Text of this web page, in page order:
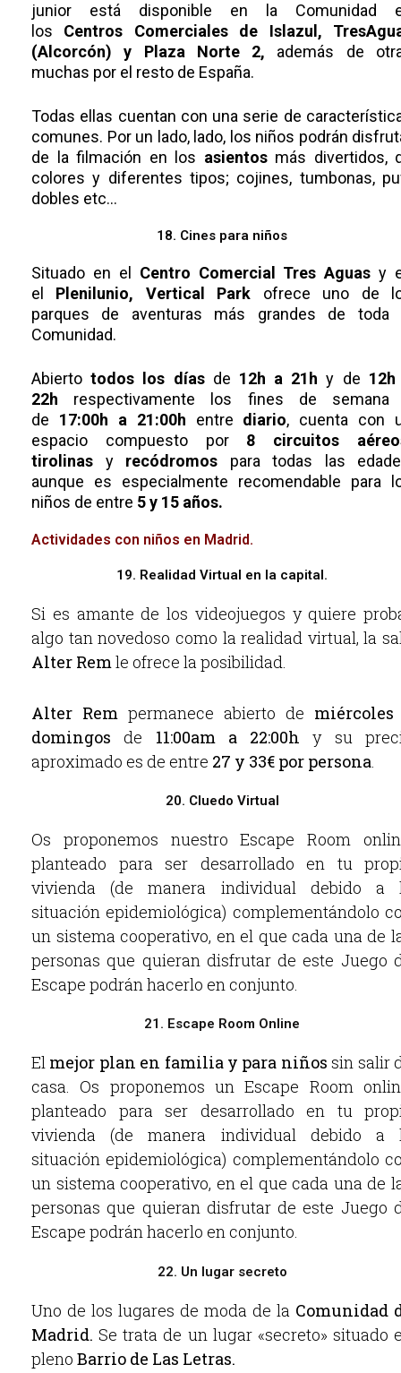
junior está disponible en la Comunidad
los Centros Comerciales de Islazul,
(Alcorcón) y Plaza Norte 2, además de
muchas por el resto de España.
Todas ellas cuentan con una serie de
comunes. Por un lado, lado, los niños podrán
de la filmación en los asientosmás divertidos,
colores y diferentes tipos; cojines, tumbonas,
dobles etc…
18. Cines para niños
Situado en el Centro Comercial Tres Aguas y
el Plenilunio, Vertical Park
ofrece uno de
parques de aventuras más grandes de toda
Comunidad.
Abierto todos los díasde 12h a 21h y de
22h respectivamente los fines de semana
de 17:00h a 21:00h entre diario, cuenta con
espacio compuesto por8 circuitos
tirolinas yrecódromos para todas las
aunque es especialmente recomendable para
niños de entre 5 y 15 años.
Actividades con niños en Madrid.
19. Realidad Virtual en la capital.
Si es amante de los videojuegos y quiere
algo tan novedoso como la realidad virtual, la
Alter Remle ofrece la posibilidad.
Alter Rem permanece abierto de miércoles
domingos de 11:00am a 22:00h y su
aproximado es de entre 27 y 33€ por persona
20. Cluedo Virtual
Os proponemos nuestro Escape Room
planteado para ser desarrollado en tu
vivienda (de manera individual debido a
situación epidemiológica) complementándolo
un sistema cooperativo, en el que cada una de
personas que quieran disfrutar de este Juego
Escape podrán hacerlo en conjunto.
21. Escape Room Online
El mejor plan en familia y para niños sin salir
casa. Os proponemos un Escape Room
planteado para ser desarrollado en tu
vivienda (de manera individual debido a
situación epidemiológica) complementándolo
un sistema cooperativo, en el que cada una de
personas que quieran disfrutar de este Juego
Escape podrán hacerlo en conjunto.
22. Un lugar secreto
Uno de los lugares de moda de la Comunidad
Madrid. Se trata de un lugar «secreto» situado
pleno Barrio de Las Letras.